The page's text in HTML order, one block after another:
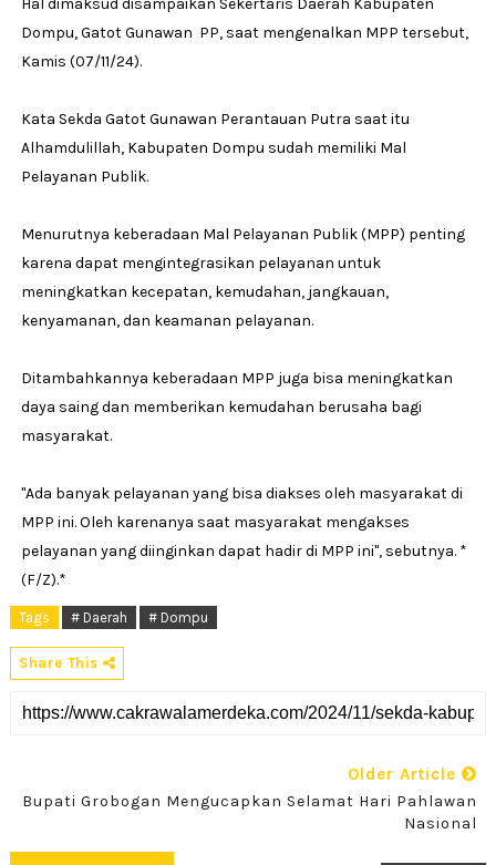
Hal dimaksud disampaikan Sekertaris Daerah Kabupaten
Dompu, Gatot Gunawan PP, saat mengenalkan MPP tersebut,
Kamis (07/11/24).
Kata Sekda Gatot Gunawan Perantauan Putra saat itu
Alhamdulillah, Kabupaten Dompu sudah memiliki Mal
Pelayanan Publik.
Menurutnya keberadaan Mal Pelayanan Publik (MPP) penting
karena dapat mengintegrasikan pelayanan untuk
meningkatkan kecepatan, kemudahan, jangkauan,
kenyamanan, dan keamanan pelayanan.
Ditambahkannya keberadaan MPP juga bisa meningkatkan
daya saing dan memberikan kemudahan berusaha bagi
masyarakat.
"Ada banyak pelayanan yang bisa diakses oleh masyarakat di
MPP ini. Oleh karenanya saat masyarakat mengakses
pelayanan yang diinginkan dapat hadir di MPP ini", sebutnya. *
(F/Z).*
Tags # Daerah # Dompu
Share This
Older Article
Bupati Grobogan Mengucapkan Selamat Hari Pahlawan
Nasional